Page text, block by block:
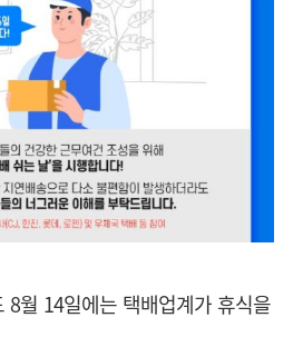
8월 14일에는 택배업계가 휴식을